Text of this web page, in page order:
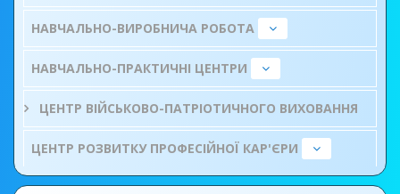
НАВЧАЛЬНО-ВИРОБНИЧА РОБОТА
НАВЧАЛЬНО-ПРАКТИЧНІ ЦЕНТРИ
ЦЕНТР ВІЙСЬКОВО-ПАТРІОТИЧНОГО ВИХОВАННЯ
ЦЕНТР РОЗВИТКУ ПРОФЕСІЙНОЇ КАР'ЄРИ